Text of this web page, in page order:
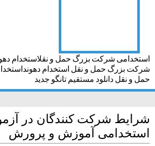
استخدامی شرکت بزرگ حمل و نقلاستخدام
شرکت بزرگ حمل و نقل استخدام
حمل و نقل دانلود مستقیم تانگو جدید
شرایط شرکت کنندگان در
استخدامی آموزش و پرورش